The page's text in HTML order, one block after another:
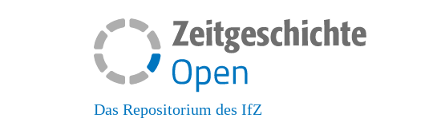
Das Repositorium des IfZ